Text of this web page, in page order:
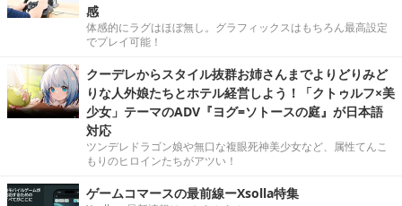
感
体感的にラグはほぼ無し。グラフィックスはもちろん最高設定
でプレイ可能！
クーデレからスタイル抜群お姉さんまでよりどりみど
りな人外娘たちとホテル経営しよう！「クトゥルフ×美
少女」テーマのADV『ヨグ=ソトースの庭』が日本語
対応
ツンデレドラゴン娘や無口な複眼死神美少女など、属性てんこ
もりのヒロインたちがアツい！
ゲームコマースの最前線ーXsolla特集